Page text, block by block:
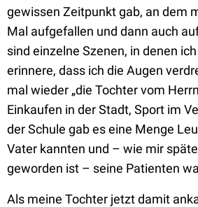
gewissen Zeitpunkt gab, an dem
Mal aufgefallen und dann auch
sind einzelne Szenen, in denen
erinnere, dass ich die Augen
mal wieder „die Tochter vom
Einkaufen in der Stadt, Sport im
der Schule gab es eine Menge
Vater kannten und – wie mir
geworden ist – seine Patienten
Als meine Tochter jetzt damit